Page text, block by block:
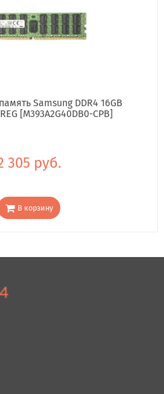
Samsung DDR4 16GB
[M393A2G40DB0-CPB]
305 руб.
В корзину